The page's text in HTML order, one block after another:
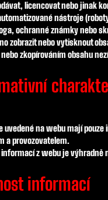
licencovat nebo jinak
nástroje
ochranné známky nebo
zobrazit nebo vytisknout
zkopírováním obsahu
uvedené na webu mají
a provozovatelem.
informací z webu je výhradně
informací